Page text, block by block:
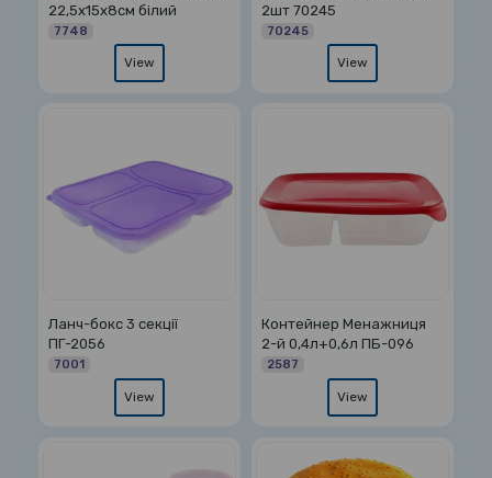
22,5х15х8см білий
7748
View
2шт 70245
70245
View
Ланч-бокс 3 секції
ПГ-2056
7001
View
Контейнер Менажниця
2-й 0,4л+0,6л ПБ-096
2587
View